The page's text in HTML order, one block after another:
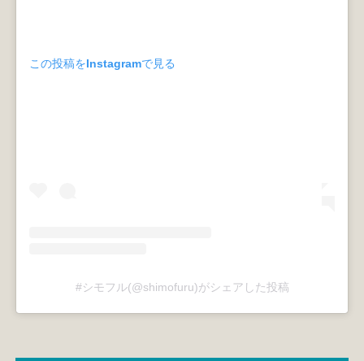
この投稿をInstagramで見る
#シモフル(@shimofuru)がシェアした投稿